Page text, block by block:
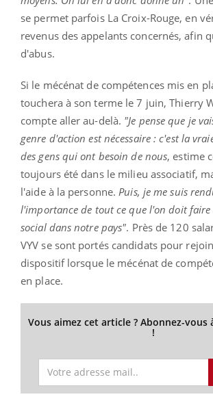
se permet parfois La Croix-Rouge, en
revenus des appelants concernés, afin
d'abus.
Si le mécénat de compétences mis en
touchera à son terme le 7 juin, Thierry
compte aller au-delà. "Je pense que je
genre d'action est nécessaire : c'est la
des gens qui ont besoin de nous, estime
toujours été dans le milieu associatif,
l'aide à la personne.Puis, je me suis
l'importance de tout ce que l'on doit faire
social dans notre pays". Près de 120
VYV se sont portés candidats pour
dispositif lorsque le mécénat de
en place.
Vous aimez cet article ? Abonnez-vous
!